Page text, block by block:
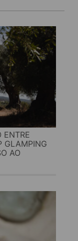
ENTRE
GLAMPING
AO